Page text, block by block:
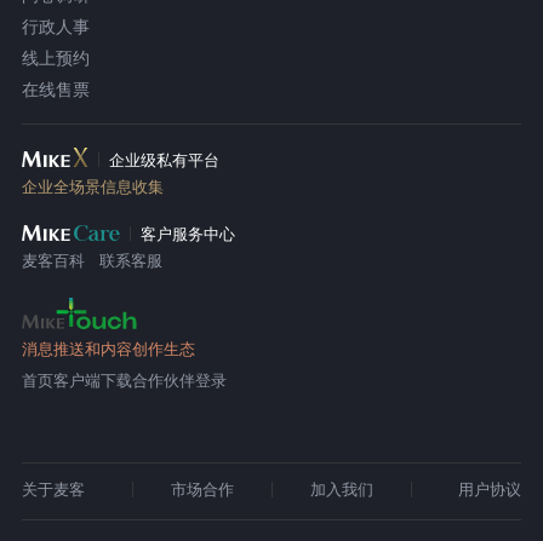
行政人事
线上预约
在线售票
企业级私有平台
企业全场景信息收集
客户服务中心
麦客百科
联系客服
消息推送和内容创作生态
首页客户端下载合作伙伴登录
关于麦客 市场合作 加入我们 用户协议